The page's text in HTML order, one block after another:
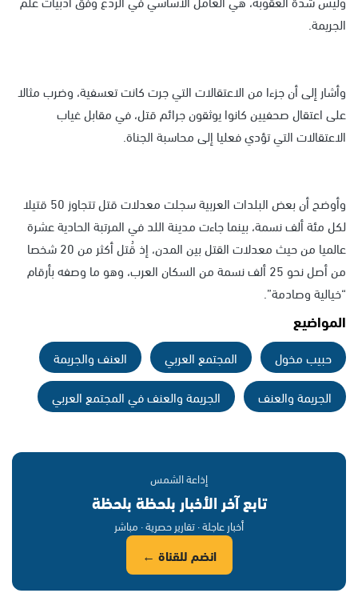
الجريمة.
وأشار إلى أن جزءا من الاعتقالات التي جرت كانت تعسفية، وضرب مثالا
على اعتقال صحفيين كانوا يوثقون جرائم قتل، في مقابل غياب
الاعتقالات التي تؤدي فعليا إلى محاسبة الجناة.
وأوضح أن بعض البلدات العربية سجلت معدلات قتل تتجاوز 50 قتيلا
لكل مئة ألف نسمة، بينما جاءت مدينة اللد في المرتبة الحادية عشرة
عالميا من حيث معدلات القتل بين المدن، إذ قُتل أكثر من 20 شخصا
من أصل نحو 25 ألف نسمة من السكان العرب، وهو ما وصفه بأرقام
“خيالية وصادمة”.
المواضيع
حبيب مخول المجتمع العربي
العنف والجريمة
الجريمة والعنف
الجريمة والعنف في المجتمع العربي
إذاعة الشمس
تابع آخر الأخبار بلحظة بلحظة
أخبار عاجلة · تقارير حصرية · مباشر
انضم للقناة ←